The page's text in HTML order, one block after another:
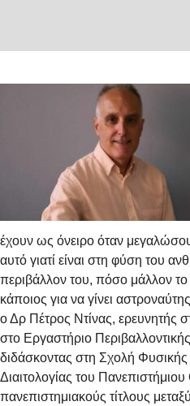
έχουν ως όνειρο όταν
αυτό γιατί είναι στη φύση του
περιβάλλον του, πόσο μάλλον το
κάποιος για να γίνει
ο Δρ Πέτρος Ντίνας, ερευνητής
στο Εργαστήριο
διδάσκοντας στη Σχολή
Διαιτολογίας του
πανεπιστημιακούς τίτλους